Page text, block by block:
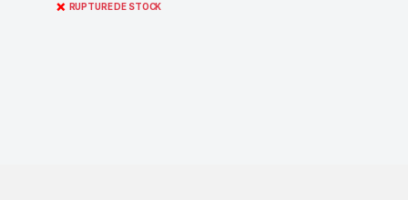
❌ RUPTURE DE STOCK